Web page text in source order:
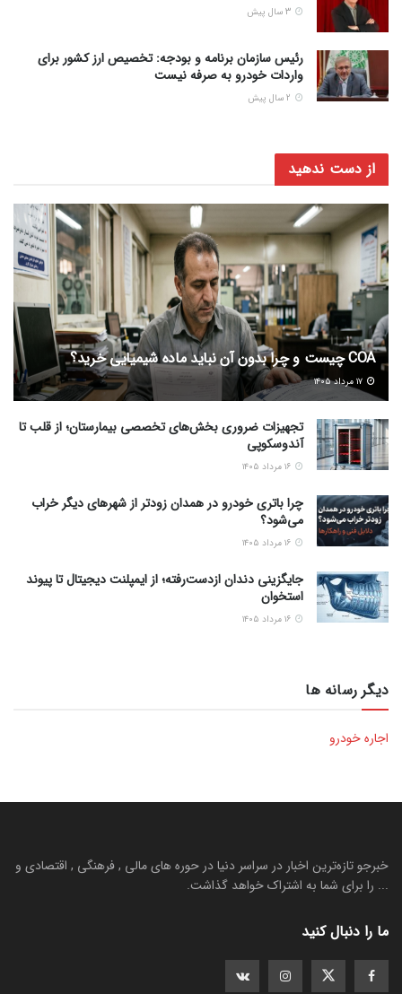
رئیس سازمان برنامه و بودجه: تخصیص ارز کشور برای
واردات خودرو به صرفه نیست
از دست ندهید
COA چیست و چرا بدون آن نباید ماده شیمیایی خرید؟
تجهیزات ضروری بخش‌های تخصصی بیمارستان؛ از قلب تا
آندوسکوپی
چرا باتری خودرو در همدان زودتر از شهرهای دیگر خراب
می‌شود؟
جایگزینی دندان ازدست‌رفته؛ از ایمپلنت دیجیتال تا پیوند
استخوان
دیگر رسانه ها
اجاره خودرو
خبرجو تازه‌ترین اخبار در سراسر دنیا در حوره های مالی , فرهنگی , اقتصادی و
... را برای شما به اشتراک خواهد گذاشت.
ما را دنبال کنید